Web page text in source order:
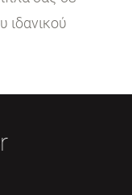
ιδανικού